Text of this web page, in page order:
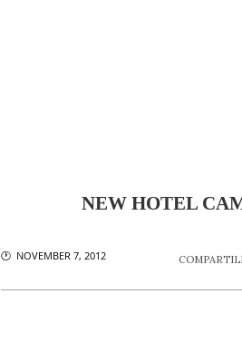
NEW HOTEL
🕐 NOVEMBER 7, 2012